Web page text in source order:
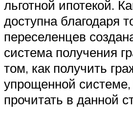
льготной ипотекой.
доступна благодаря
переселенцев
система получения
том, как получить
упрощенной
прочитать в данной